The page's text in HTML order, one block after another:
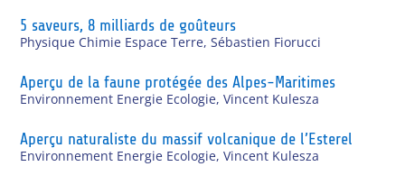
5 saveurs, 8 milliards de goûteurs
Physique Chimie Espace Terre,Sébastien Fiorucci
Aperçu de la faune protégée des Alpes-Maritimes
Environnement Energie Ecologie,Vincent Kulesza
Aperçu naturaliste du massif volcanique de l’Esterel
Environnement Energie Ecologie,Vincent Kulesza